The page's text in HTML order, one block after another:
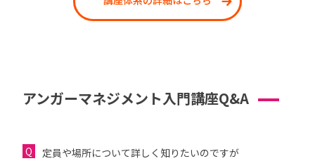
アンガーマネジメント入門講座Q&A
定員や場所について詳しく知りたいのですが